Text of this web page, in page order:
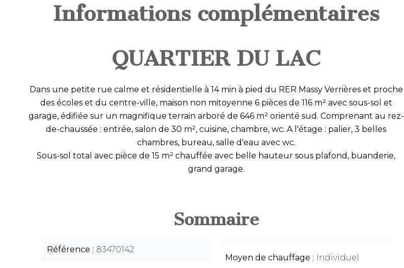
Informations complémentaires
QUARTIER DU LAC
Dans une petite rue calme et résidentielle à 14 min à pied du RER Massy Verrières et proche
des écoles et du centre-ville, maison non mitoyenne 6 pièces de 116 m² avec sous-sol et
garage, édifiée sur un magnifique terrain arboré de 646 m² orienté sud. Comprenant au rez-
de-chaussée : entrée, salon de 30 m², cuisine, chambre, wc. A l'étage : palier, 3 belles
chambres, bureau, salle d'eau avec wc.
Sous-sol total avec pièce de 15 m² chauffée avec belle hauteur sous plafond, buanderie,
grand garage.
Sommaire
Référence 83470142
Moyen de chauffage Individuel